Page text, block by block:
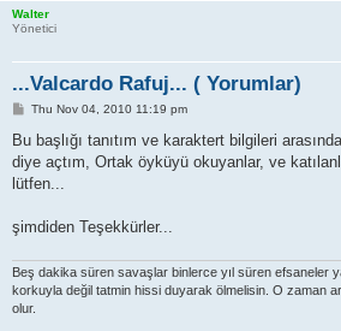
Walter
Yönetici
...Valcardo Rafuj... ( Yorumlar)
P
s
Thu Nov 04, 2010 11:19 pm
Bu başlığı tanıtım ve karaktert bilgileri
diye açtım, Ortak öyküyü okuyanlar, ve
lütfen...
şimdiden Teşekkürler...
Beş dakika süren savaşlar binlerce yıl süren efsaneler
korkuyla değil tatmin hissi duyarak ölmelisin. O zaman
olur.